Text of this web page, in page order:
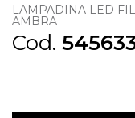
LAMPADINA LED
AMBRA
Cod.